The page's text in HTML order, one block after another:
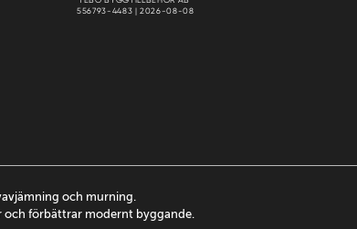
och murning.
och förbättrar modernt byggande.